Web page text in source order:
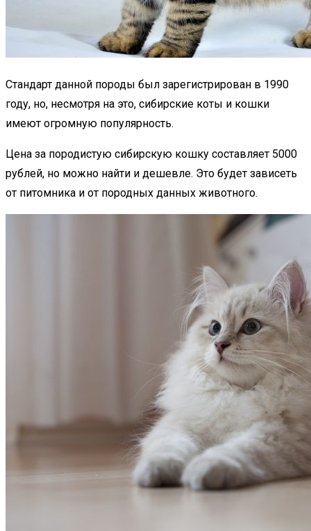
Стандарт данной породы был зарегистрирован в 1990
году, но, несмотря на это, сибирские коты и кошки
имеют огромную популярность.
Цена за породистую сибирскую кошку составляет 5000
рублей, но можно найти и дешевле. Это будет зависеть
от питомника и от породных данных животного.